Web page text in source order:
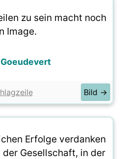
zu sein macht noch
Image.
Bild →
Erfolge verdanken
Gesellschaft, in der